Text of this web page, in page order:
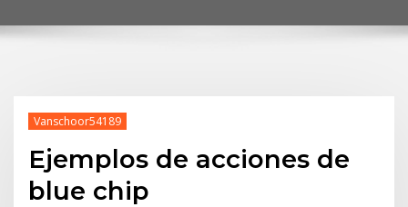
Vanschoor54189
Ejemplos de acciones de
blue chip